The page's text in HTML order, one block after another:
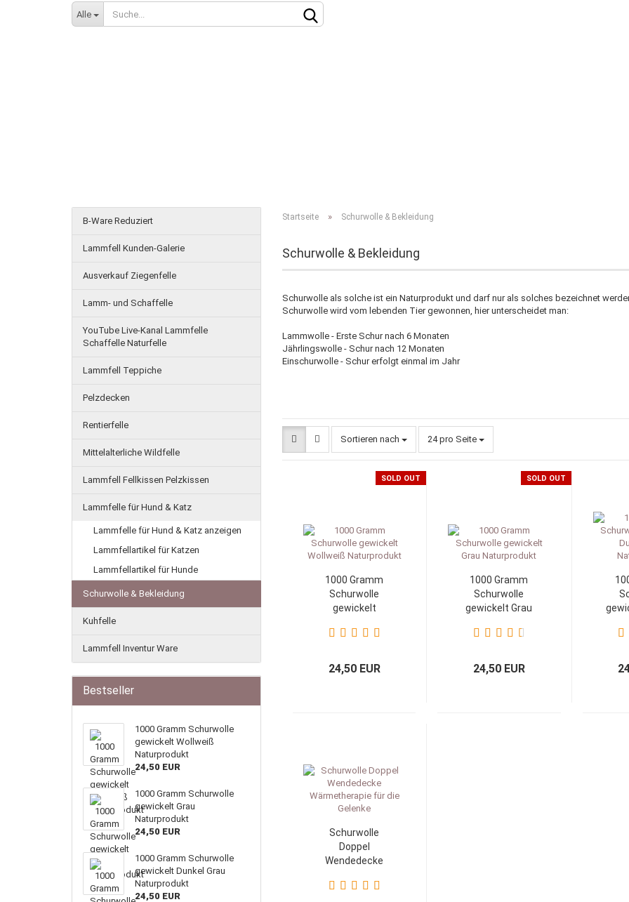
Alle
Startseite » Schurwolle & Bekleidung
Schurwolle & Bekleidung
Schurwolle als solche ist ein Naturprodukt und darf nur als solches bezeichnet
Schurwolle wird vom lebenden Tier gewonnen, hier unterscheidet man:
Lammwolle - Erste Schur nach 6 Monaten
Jährlingswolle - Schur nach 12 Monaten
Einschurwolle - Schur erfolgt einmal im Jahr
Sortieren nach 24 pro Seite
SOLD OUT
1000 Gramm
Schurwolle
gewickelt
Naturprodukt
24,50 EUR
SOLD OUT
1000 Gramm
Schurwolle
gewickelt Grau
24,50 EUR
Schurwolle
Doppel
Wendedecke
für die Gelenke
B-Ware Reduziert
Lammfell Kunden-Galerie
Ausverkauf Ziegenfelle
Lamm- und Schaffelle
YouTube Live-Kanal Lammfelle
Schaffelle Naturfelle
Lammfell Teppiche
Pelzdecken
Rentierfelle
Mittelalterliche Wildfelle
Lammfell Fellkissen Pelzkissen
Lammfelle für Hund & Katz
Lammfelle für Hund & Katz anzeigen
Lammfellartikel für Katzen
Lammfellartikel für Hunde
Schurwolle & Bekleidung
Kuhfelle
Lammfell Inventur Ware
Bestseller
1000 Gramm Schurwolle
gewickelt Wollweiß
Naturprodukt
24,50 EUR
1000 Gramm Schurwolle
gewickelt Grau
Naturprodukt
24,50 EUR
1000 Gramm Schurwolle
gewickelt Dunkel Grau
Naturprodukt
24,50 EUR